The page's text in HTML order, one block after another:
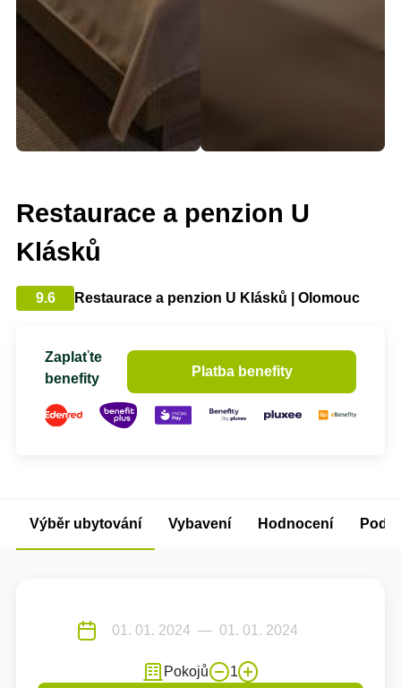
Restaurace a penzion U
Klásků
9.6 Restaurace a penzion U Klásků | Olomouc
Zaplaťte
benefity
Platba benefity
Výběr ubytování Vybavení Hodnocení
Pokojů 1